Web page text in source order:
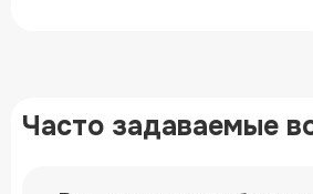
Часто задаваемые